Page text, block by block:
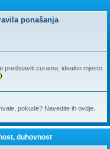
ponašanja
predstaviti curama, idealno mjesto
pokude? Navedite ih ovdje.
duhovnost